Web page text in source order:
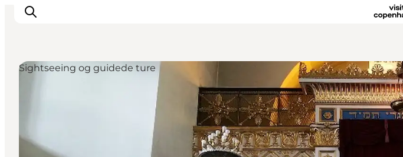
Områder
Sightseeing og guidede ture